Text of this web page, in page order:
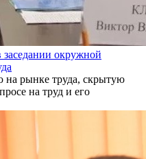
окружной
на рынке труда, скрытую
на труд и его